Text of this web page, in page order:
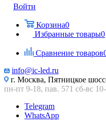
Войти
Корзина0
Избранные товары0
Сравнение товаров
info@ic-led.ru
г. Москва, Пятницкое
пн-пт 9-18, пав. 571 сб-вс
Telegram
WhatsApp